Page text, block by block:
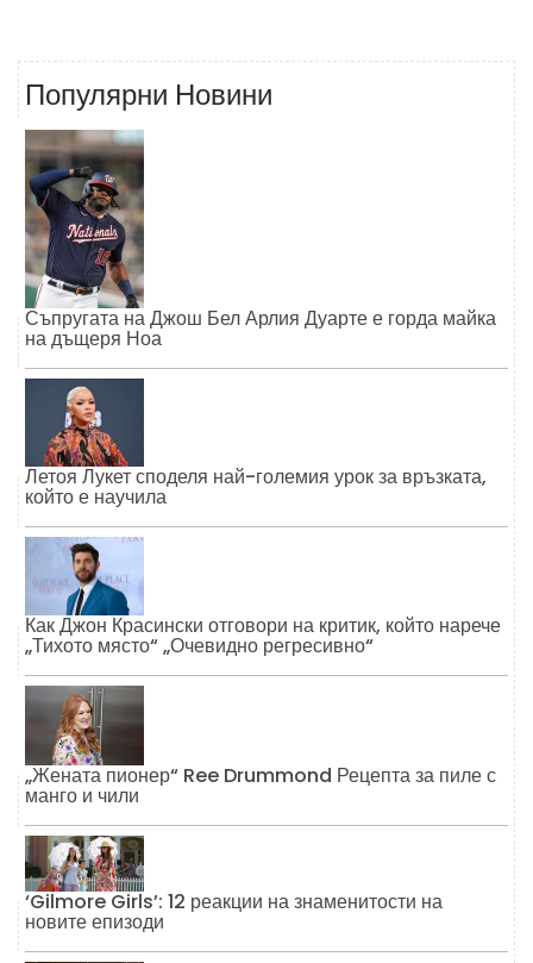
Популярни Новини
Съпругата на Джош Бел Арлия Дуарте е горда майка
на дъщеря Ноа
Летоя Лукет споделя най-големия урок за връзката,
който е научила
Как Джон Красински отговори на критик, който нарече
„Тихото място“ „Очевидно регресивно“
„Жената пионер“ Ree Drummond Рецепта за пиле с
манго и чили
‘Gilmore Girls’: 12 реакции на знаменитости на
новите епизоди